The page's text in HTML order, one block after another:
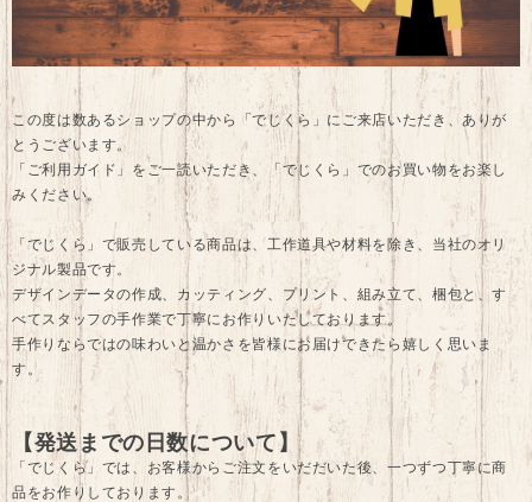
この度は数あるショップの中から「でじくら」にご来店いただき、ありが
とうございます。
「ご利用ガイド」をご一読いただき、「でじくら」でのお買い物をお楽し
みください。
「でじくら」で販売している商品は、工作道具や材料を除き、当社のオリ
ジナル製品です。
デザインデータの作成、カッティング、プリント、組み立て、梱包と、す
べてスタッフの手作業で丁寧にお作りいたしております。
手作りならではの味わいと温かさを皆様にお届けできたら嬉しく思いま
す。
【発送までの日数について】
「でじくら」では、お客様からご注文をいだだいた後、一つずつ丁寧に商
品をお作りしております。